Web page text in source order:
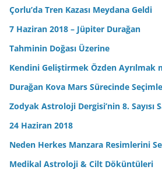
Çorlu’da Tren Kazası Meydana Geldi
7 Haziran 2018 – Jüpiter Durağan
Tahminin Doğası Üzerine
Kendini Geliştirmek Özden Ayrılmak
Durağan Kova Mars Sürecinde
Zodyak Astroloji Dergisi’nin 8. Sayısı
24 Haziran 2018
Neden Herkes Manzara Resimlerini
Medikal Astroloji & Cilt Döküntüleri